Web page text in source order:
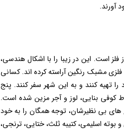
آورند.
است. این در زیبا را با اشکال هندسی،
مشبک رنگین آراسته کرده اند. کسانی
تهیه کنند و به این شهر سفر کنند. پنج
بنایی، لوز و آجر مزین شده است.
های بی نظیرشان، توجه همگان را به خود
اسلیمی، کتیبه ثلث، ختایی، ترنجی،